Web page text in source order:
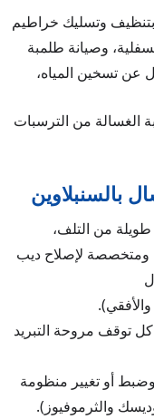
بتنظيف وتسليك خراطيم
وصيانة طلمبة
عن تسخين المياه،
الغسالة من الترسبات
بالسنبلاوين
من التلف،
ومتخصصة لإصلاح ديب
توقف مروحة التبريد
أو تغيير منظومة
والثرموفيوز).